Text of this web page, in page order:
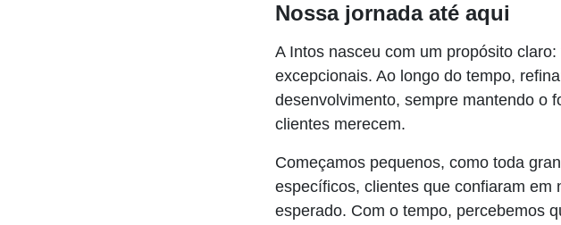
Nossa jornada até aqui
A Intos nasceu com um propósito
excepcionais. Ao longo do tempo,
desenvolvimento, sempre mantendo o
clientes merecem.
Começamos pequenos, como toda
específicos, clientes que confiaram
esperado. Com o tempo, percebemos